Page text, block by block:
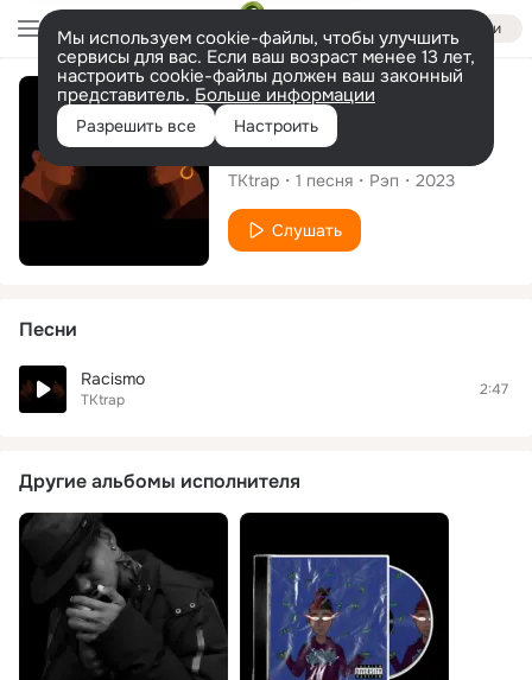
Войти
Мы используем cookie-файлы, чтобы улучшить
сервисы для вас. Если ваш возраст менее 13 лет,
настроить cookie-файлы должен ваш законный
представитель. Больше информации
Разрешить все Настроить
Сингл
Racismo
TKtrap 1 песня Рэп 2023
Слушать
Песни
Racismo
TKtrap
2:47
Другие альбомы исполнителя